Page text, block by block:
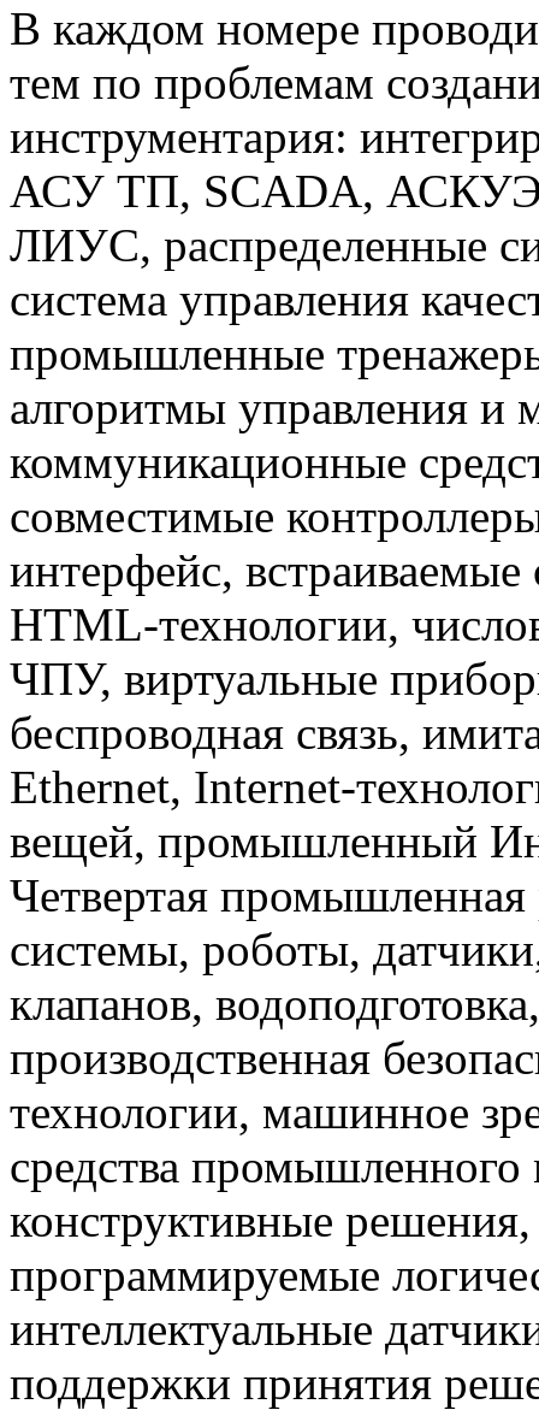
В каждом номере
тем по проблемам
инструментария:
АСУ ТП, SCADA,
ЛИУС, распределенные
система управления
промышленные
алгоритмы управления и
коммуникационные
совместимые
интерфейс,
HTML-технологии,
ЧПУ, виртуальные
беспроводная связь,
Ethernet, Internet-
вещей, промышленный
Четвертая
системы, роботы,
клапанов,
производственная
технологии, машинное
средства
конструктивные
программируемые
интеллектуальные
поддержки принятия